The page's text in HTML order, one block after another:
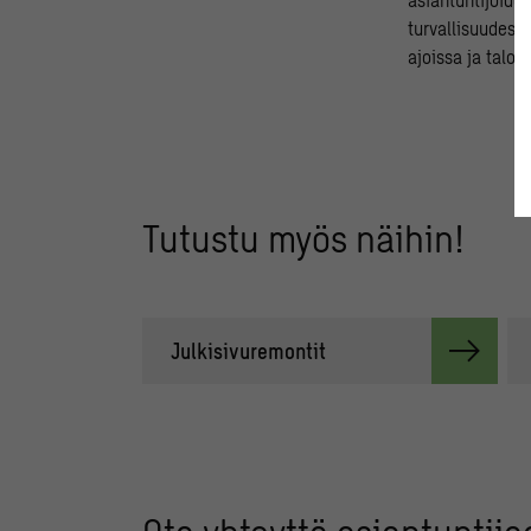
ajoissa ja
Tutustu myös näihin!
Julkisivuremontit